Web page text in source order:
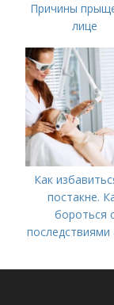
Причины
лице
Как
постакне.
бороться
последствиями